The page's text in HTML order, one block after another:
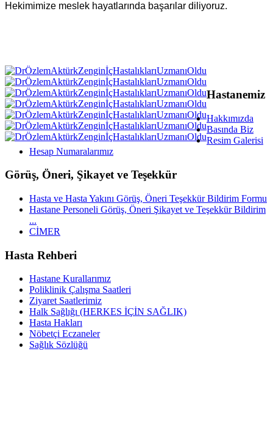
Hekimimize meslek hayatlarında başarılar diliyoruz.
Hastanemiz
Hakkımızda
Basında Biz
Resim Galerisi
Hesap Numaralarımız
Görüş, Öneri, Şikayet ve Teşekkür
Hasta ve Hasta Yakını Görüş, Öneri Teşekkür Bildirim Formu
Hastane Personeli Görüş, Öneri Şikayet ve Teşekkür Bildirim
...
CİMER
Hasta Rehberi
Hastane Kurallarımız
Poliklinik Çalışma Saatleri
Ziyaret Saatlerimiz
Halk Sağlığı (HERKES İÇİN SAĞLIK)
Hasta Hakları
Nöbetçi Eczaneler
Sağlık Sözlüğü